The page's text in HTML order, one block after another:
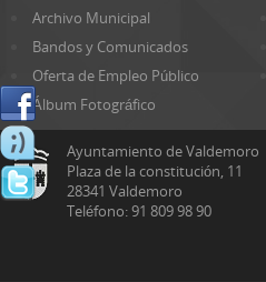
Archivo Municipal
Bandos y Comunicados
Oferta de Empleo Público
Álbum Fotográfico
Ayuntamiento de Valdemoro
Plaza de la constitución, 11
28341 Valdemoro
Teléfono: 91 809 98 90